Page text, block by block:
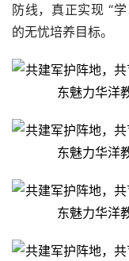
防线，真正实现 “学
的无忧培养目标。